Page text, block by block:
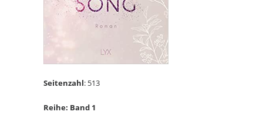
Seitenzahl: 513
Reihe: Band 1